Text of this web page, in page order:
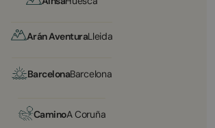
Arán AventuraLleida
BarcelonaBarcelona
CaminoA Coruña